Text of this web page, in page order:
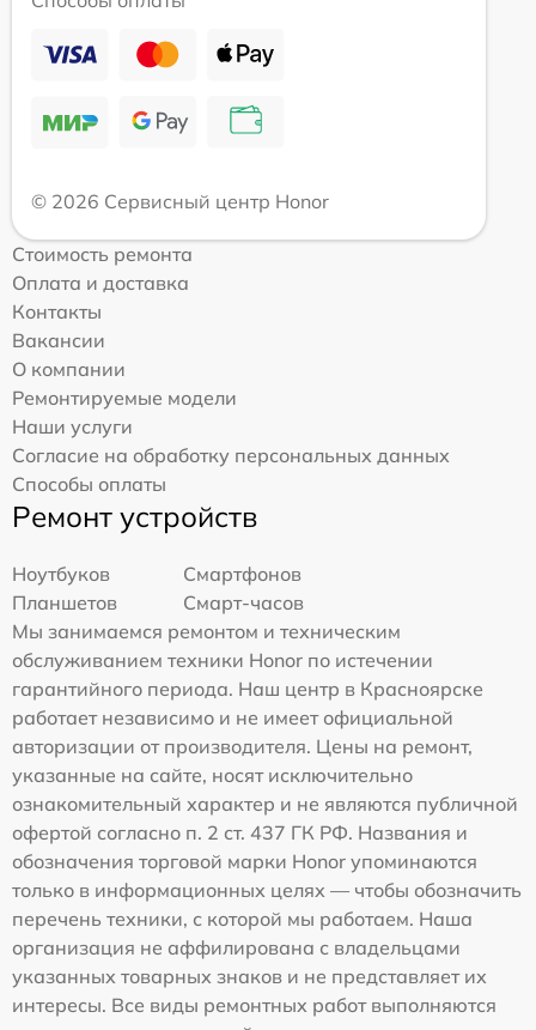
© 2026 Сервисный центр Honor
Стоимость ремонта
Оплата и доставка
Контакты
Вакансии
О компании
Ремонтируемые модели
Наши услуги
Согласие на обработку персональных данных
Способы оплаты
Ремонт устройств
Ноутбуков
Смартфонов
Планшетов
Смарт-часов
Мы занимаемся ремонтом и техническим
обслуживанием техники Honor по истечении
гарантийного периода. Наш центр в Красноярске
работает независимо и не имеет официальной
авторизации от производителя. Цены на ремонт,
указанные на сайте, носят исключительно
ознакомительный характер и не являются публичной
офертой согласно п. 2 ст. 437 ГК РФ. Названия и
обозначения торговой марки Honor упоминаются
только в информационных целях — чтобы обозначить
перечень техники, с которой мы работаем. Наша
организация не аффилирована с владельцами
указанных товарных знаков и не представляет их
интересы. Все виды ремонтных работ выполняются